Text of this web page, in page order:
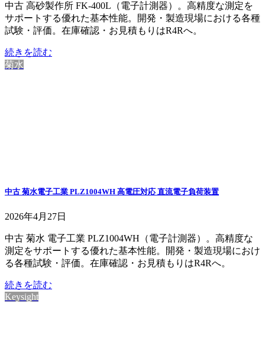
中古 高砂製作所 FK-400L（電子計測器）。高精度な測定を
サポートする優れた基本性能。開発・製造現場における各種
試験・評価。在庫確認・お見積もりはR4Rへ。
続きを読む
菊水
中古 菊水電子工業 PLZ1004WH 高電圧対応 直流電子負荷装置
2026年4月27日
中古 菊水 電子工業 PLZ1004WH（電子計測器）。高精度な
測定をサポートする優れた基本性能。開発・製造現場におけ
る各種試験・評価。在庫確認・お見積もりはR4Rへ。
続きを読む
Keysight